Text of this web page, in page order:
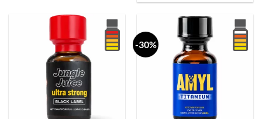
-30%